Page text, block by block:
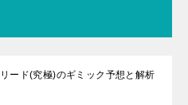
リード(究極)のギミック予想と解析